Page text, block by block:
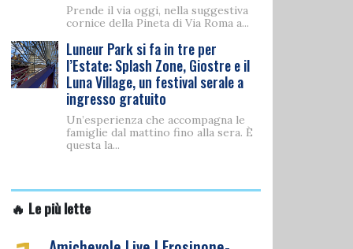
Prende il via oggi, nella suggestiva
cornice della Pineta di Via Roma a...
Luneur Park si fa in tre per
l’Estate: Splash Zone, Giostre e il
Luna Village, un festival serale a
ingresso gratuito
Un’esperienza che accompagna le
famiglie dal mattino fino alla sera. È
questa la...
🔥 Le più lette